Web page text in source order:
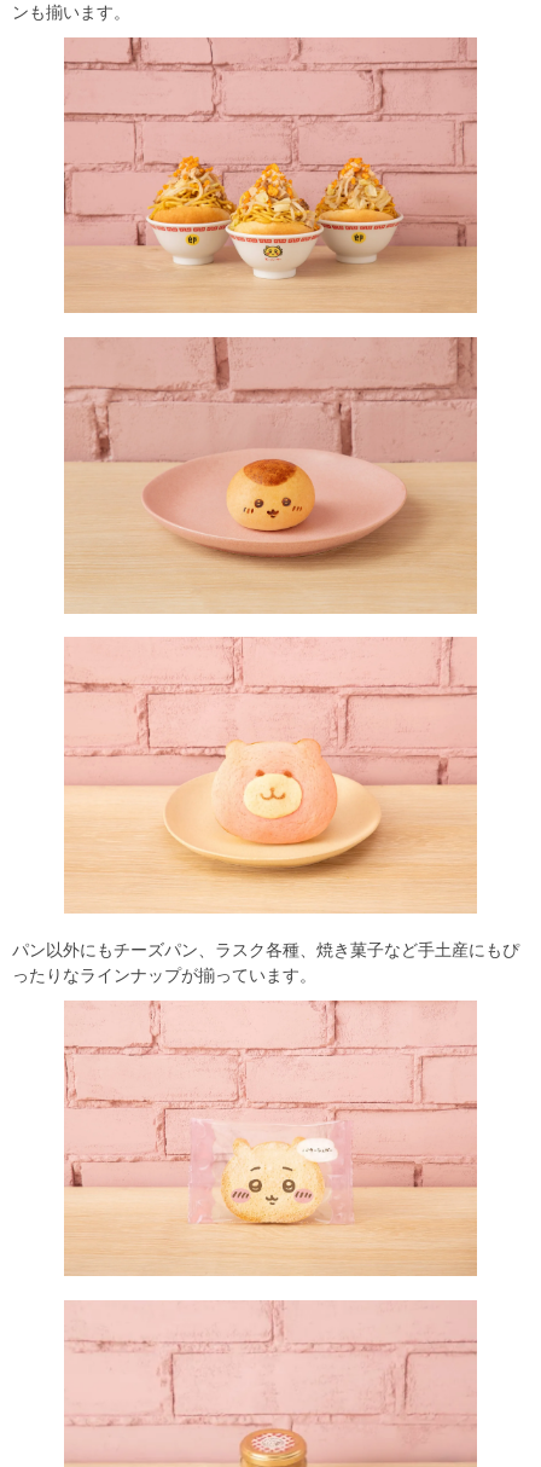
ンも揃います。
パン以外にもチーズパン、ラスク各種、焼き菓子など手土産にもぴ
ったりなラインナップが揃っています。